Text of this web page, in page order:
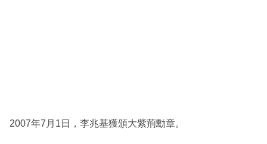
2007年7月1日，李兆基獲頒大紫荊勳章。